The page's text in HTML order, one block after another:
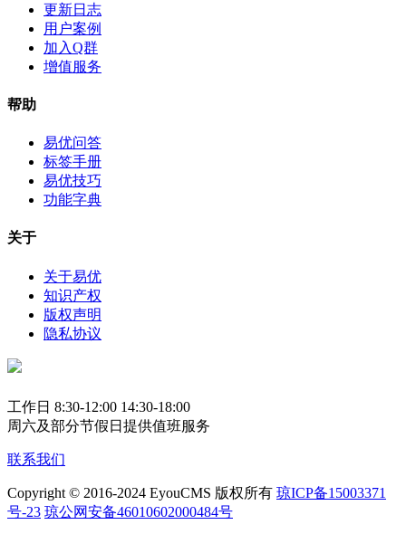
更新日志
用户案例
加入Q群
增值服务
帮助
易优问答
标签手册
易优技巧
功能字典
关于
关于易优
知识产权
版权声明
隐私协议
工作日 8:30-12:00 14:30-18:00
周六及部分节假日提供值班服务
联系我们
Copyright © 2016-2024 EyouCMS 版权所有 琼ICP备15003371
号-23 琼公网安备46010602000484号